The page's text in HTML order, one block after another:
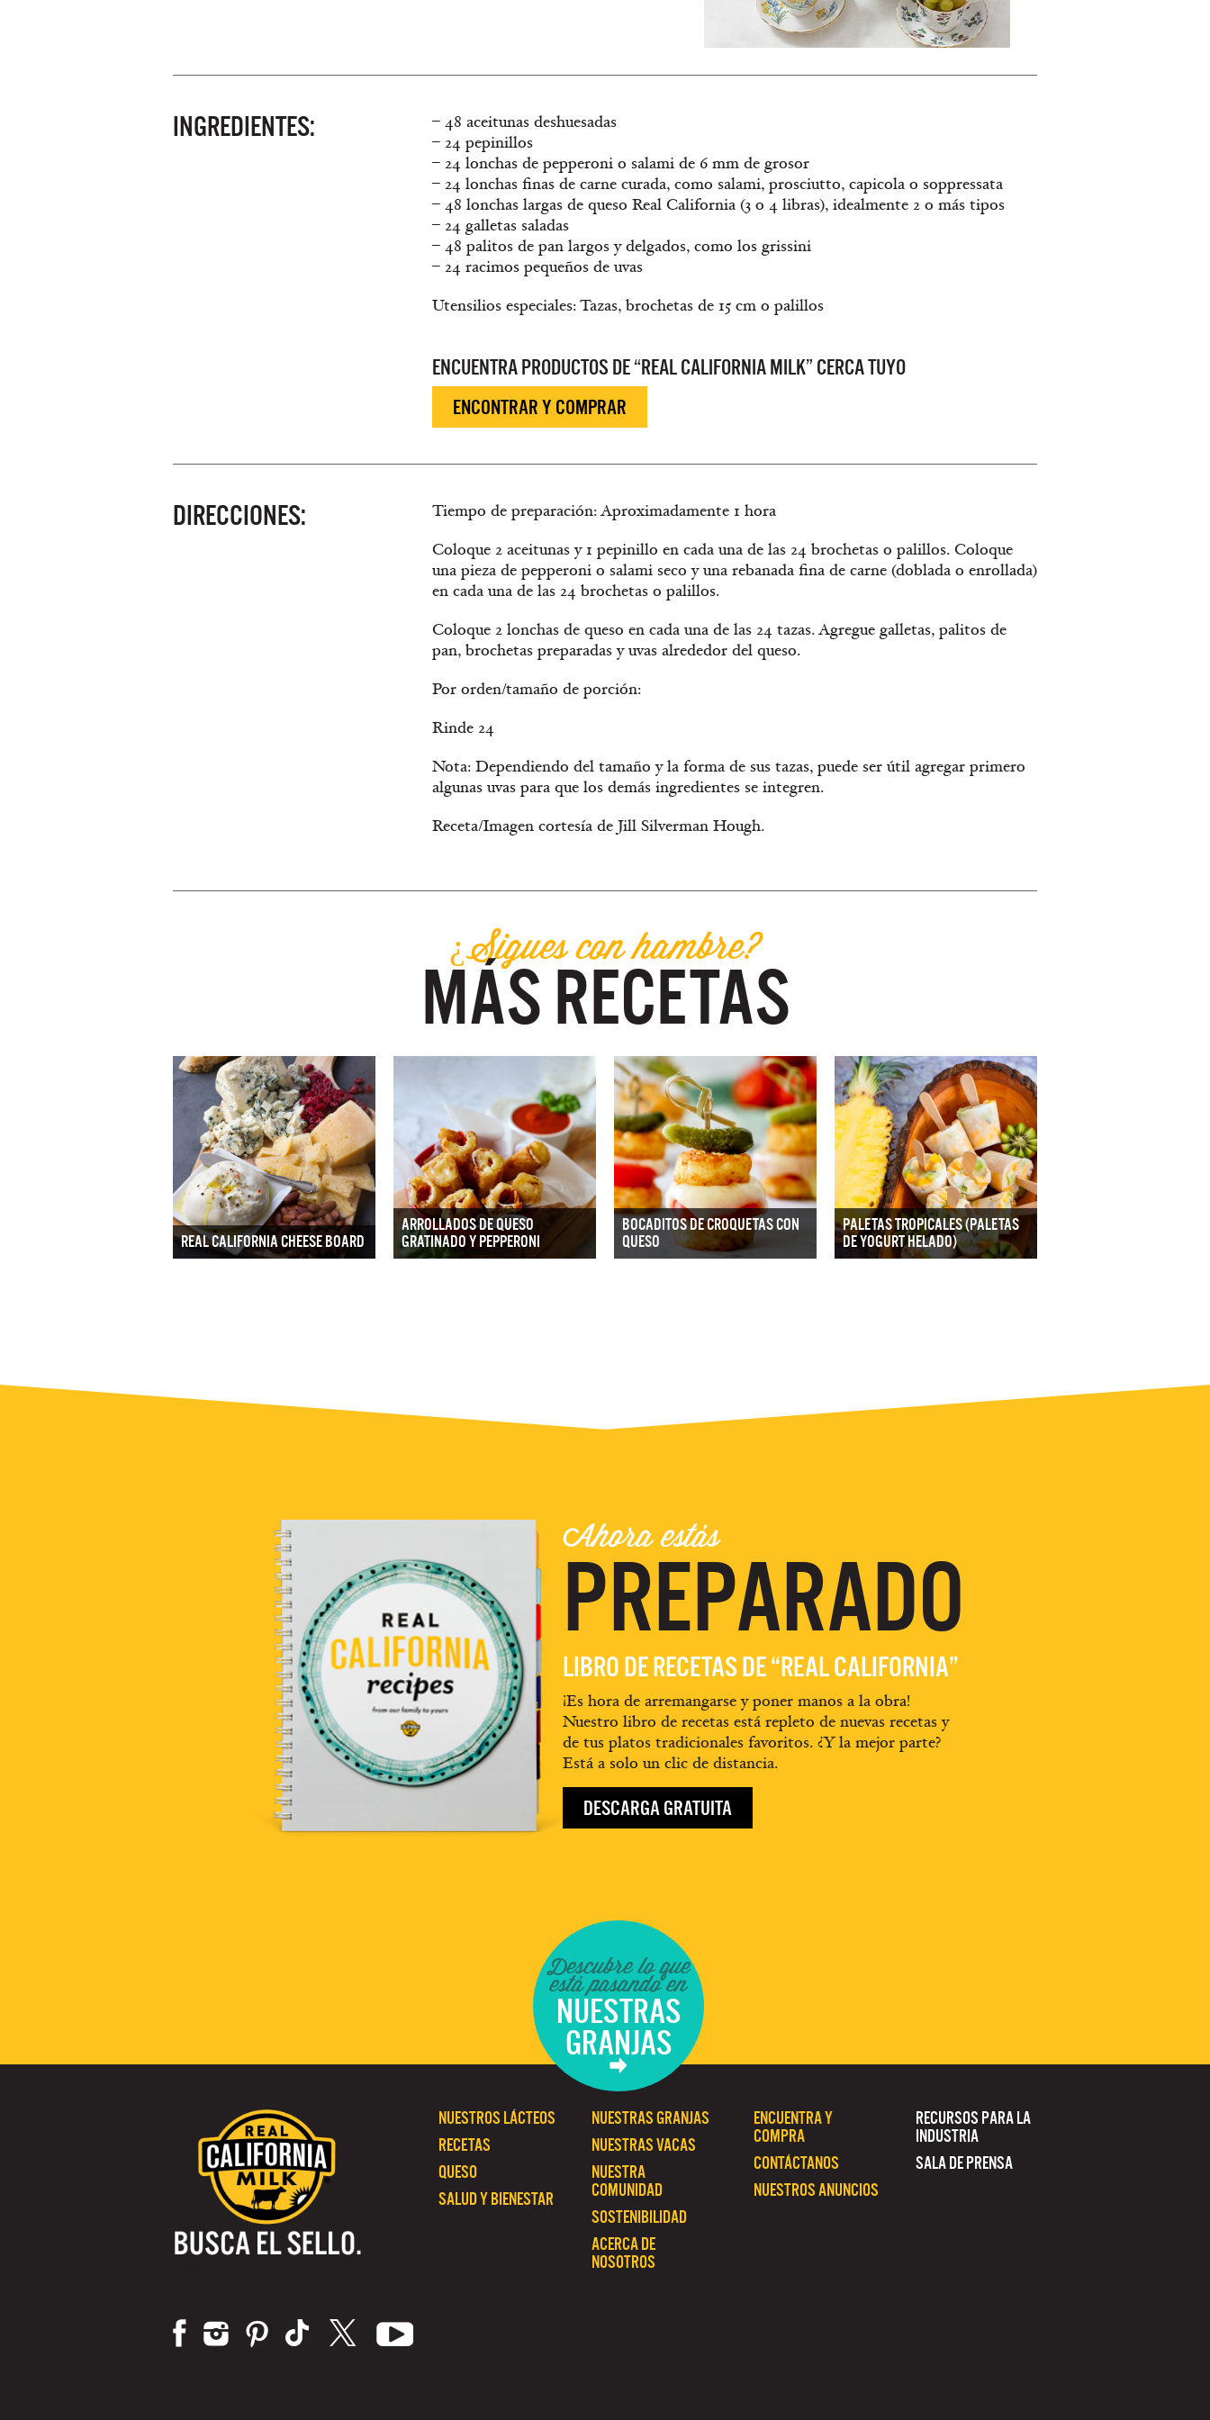
INGREDIENTES:
– 48 aceitunas deshuesadas
– 24 pepinillos
– 24 lonchas de pepperoni o salami de 6 mm de grosor
– 24 lonchas finas de carne curada, como salami, prosciutto, capicola o soppressata
– 48 lonchas largas de queso Real California (3 o 4 libras), idealmente 2 o más tipos
– 24 galletas saladas
– 48 palitos de pan largos y delgados, como los grissini
– 24 racimos pequeños de uvas
Utensilios especiales: Tazas, brochetas de 15 cm o palillos
ENCUENTRA PRODUCTOS DE “REAL CALIFORNIA MILK” CERCA TUYO
ENCONTRAR Y COMPRAR
DIRECCIONES:
Tiempo de preparación: Aproximadamente 1 hora
Coloque 2 aceitunas y 1 pepinillo en cada una de las 24 brochetas o palillos. Coloque
una pieza de pepperoni o salami seco y una rebanada fina de carne (doblada o enrollada)
en cada una de las 24 brochetas o palillos.
Coloque 2 lonchas de queso en cada una de las 24 tazas. Agregue galletas, palitos de
pan, brochetas preparadas y uvas alrededor del queso.
Por orden/tamaño de porción:
Rinde 24
Nota: Dependiendo del tamaño y la forma de sus tazas, puede ser útil agregar primero
algunas uvas para que los demás ingredientes se integren.
Receta/Imagen cortesía de Jill Silverman Hough.
¿Sigues con hambre?
MÁS RECETAS
REAL CALIFORNIA CHEESE BOARD
ARROLLADOS DE QUESO
GRATINADO Y PEPPERONI
BOCADITOS DE CROQUETAS CON
QUESO
PALETAS TROPICALES (PALETAS
DE YOGURT HELADO)
Ahora estás
PREPARADO
LIBRO DE RECETAS DE “REAL CALIFORNIA”
¡Es hora de arremangarse y poner manos a la obra!
Nuestro libro de recetas está repleto de nuevas recetas y
de tus platos tradicionales favoritos. ¿Y la mejor parte?
Está a solo un clic de distancia.
DESCARGA GRATUITA
Descubre lo que
está pasando en
NUESTRAS
GRANJAS
RECURSOS PARA LA
INDUSTRIA
SALA DE PRENSA
ENCUENTRA Y
COMPRA
CONTÁCTANOS
NUESTROS ANUNCIOS
NUESTRAS GRANJAS
NUESTRAS VACAS
NUESTRA
COMUNIDAD
SOSTENIBILIDAD
ACERCA DE
NOSOTROS
NUESTROS LÁCTEOS
RECETAS
QUESO
SALUD Y BIENESTAR